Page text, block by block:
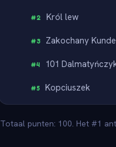
#2 Król lew
#3 Zakochany
#4 101
#5 Kopciuszek
Totaal punten: 100. Het #1